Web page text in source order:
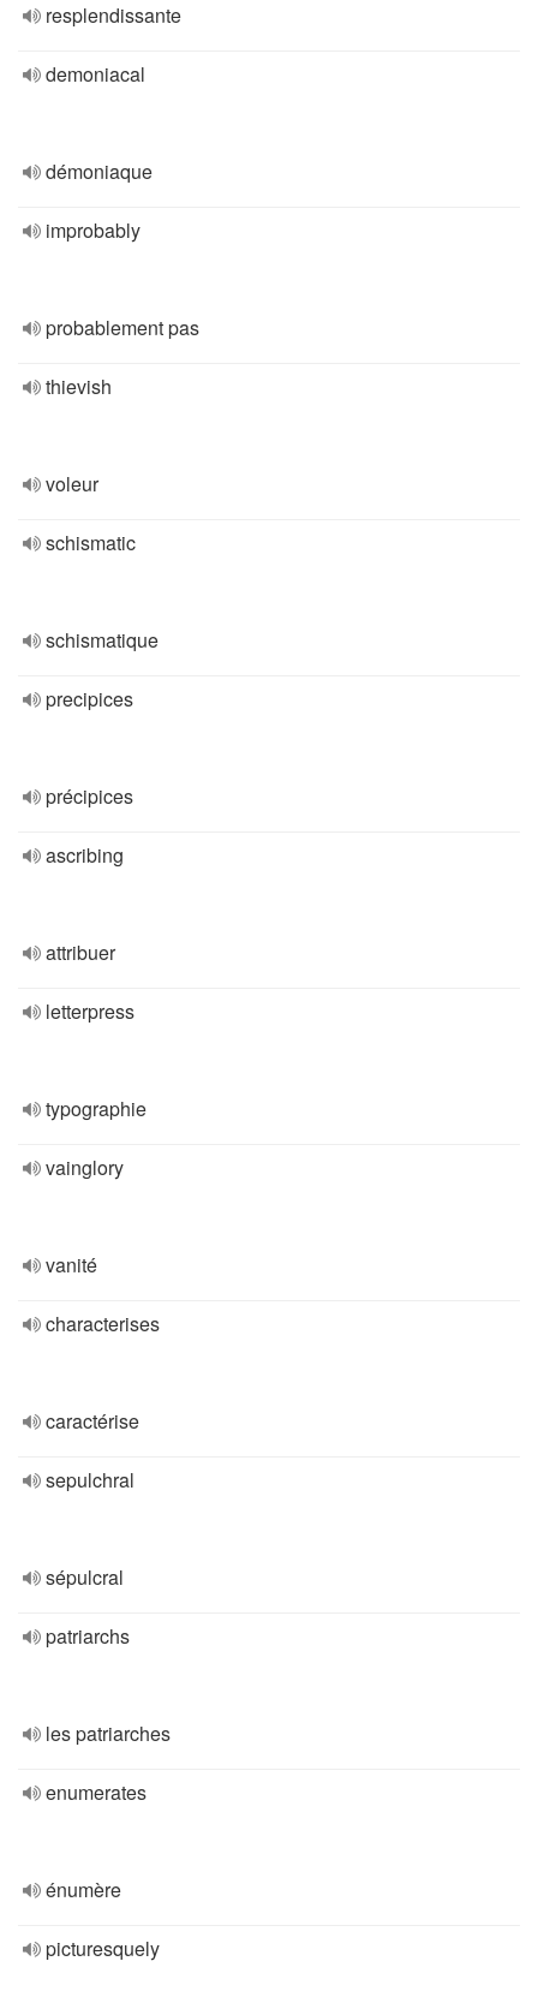
resplendissante
demoniacal
démoniaque
improbably
probablement pas
thievish
voleur
schismatic
schismatique
precipices
précipices
ascribing
attribuer
letterpress
typographie
vainglory
vanité
characterises
caractérise
sepulchral
sépulcral
patriarchs
les patriarches
enumerates
énumère
picturesquely